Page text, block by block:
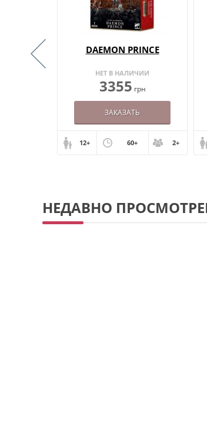
DAEMON PRINCE
НЕТ В НАЛИЧИИ
3355 грн
ЗАКАЗАТЬ
12+ 60+ 2+
НЕДАВНО